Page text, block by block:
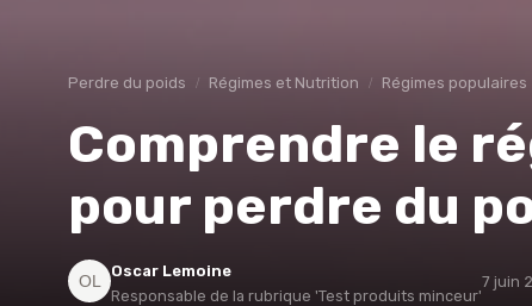
Perdre du poids Régimes et Nutrition Régimes populaires
Comprendre le
pour perdre du
Oscar Lemoine
Responsable de la rubrique 'Test produits minceur'
7 juin